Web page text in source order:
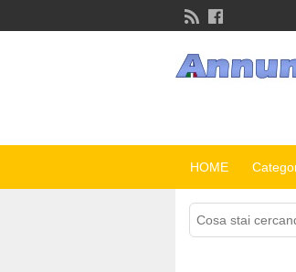
HOME